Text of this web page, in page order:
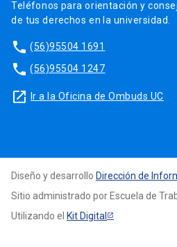
Teléfonos para orientación y
de tus derechos en la universidad.
phone (56)95504 1691
phone (56)95504 1247
launch Ir a la Oficina de Ombuds UC
Diseño y desarrollo Dirección de
Sitio administrado por Escuela de
Utilizando el Kit Digital